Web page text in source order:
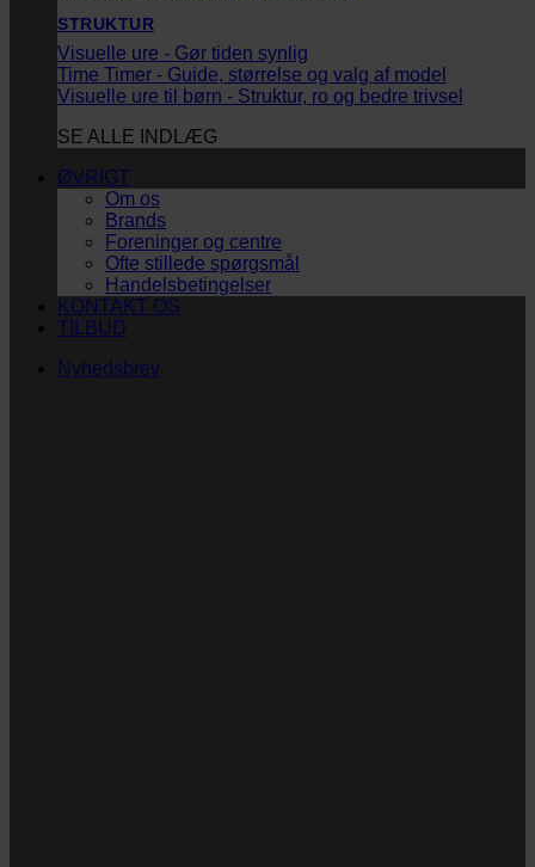
STRUKTUR
Visuelle ure - Gør tiden synlig
Time Timer - Guide, størrelse og valg af model
Visuelle ure til børn - Struktur, ro og bedre trivsel
SE ALLE INDLÆG
ØVRIGT
Om os
Brands
Foreninger og centre
Ofte stillede spørgsmål
Handelsbetingelser
KONTAKT OS
TILBUD
Nyhedsbrev